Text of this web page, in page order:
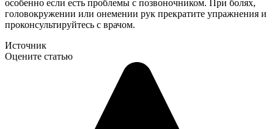
особенно если есть проблемы с позвоночником. При болях,
головокружении или онемении рук прекратите упражнения и
проконсультируйтесь с врачом.
Источник
Оцените статью